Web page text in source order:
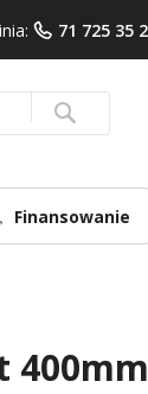
71 725 35
Search
Finansowanie